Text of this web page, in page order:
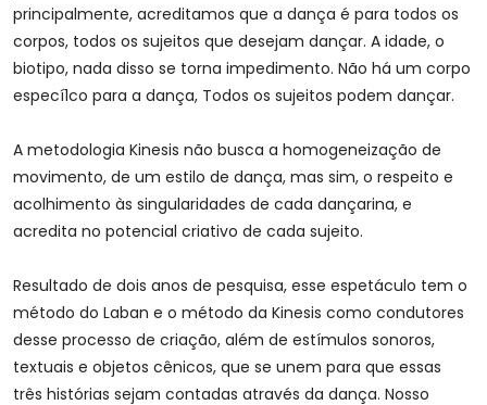
principalmente, acreditamos que a dança é para todos os
corpos, todos os sujeitos que desejam dançar. A idade, o
biotipo, nada disso se torna impedimento. Não há um corpo
especí1co para a dança, Todos os sujeitos podem dançar.
A metodologia Kinesis não busca a homogeneização de
movimento, de um estilo de dança, mas sim, o respeito e
acolhimento às singularidades de cada dançarina, e
acredita no potencial criativo de cada sujeito.
Resultado de dois anos de pesquisa, esse espetáculo tem o
método do Laban e o método da Kinesis como condutores
desse processo de criação, além de estímulos sonoros,
textuais e objetos cênicos, que se unem para que essas
três histórias sejam contadas através da dança. Nosso